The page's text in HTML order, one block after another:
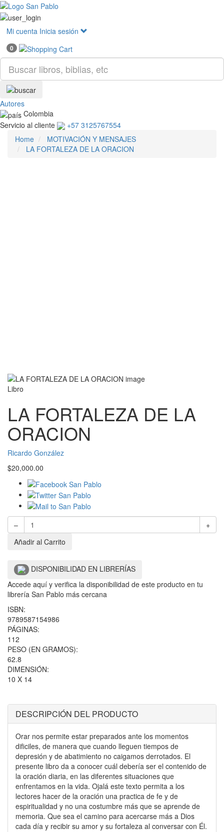
Mi cuenta Inicia sesión
0
Autores
Colombia
Servicio al cliente
+57 3125767554
Home
MOTIVACIÓN Y MENSAJES
LA FORTALEZA DE LA ORACION
Libro
LA FORTALEZA DE LA
ORACION
Ricardo González
$20,000.00
–
+
Añadir al Carrito
DISPONIBILIDAD EN LIBRERÍAS
Accede aquí y verifica la disponibilidad de este producto en tu
librería San Pablo más cercana
ISBN:
9789587154986
PÁGINAS:
112
PESO (EN GRAMOS):
62.8
DIMENSIÓN:
10 X 14
DESCRIPCIÓN DEL PRODUCTO
Orar nos permite estar preparados ante los momentos
dificiles, de manera que cuando lleguen tiempos de
depresión y de abatimiento no caigamos derrotados. El
presente libro da a conocer cuál debería ser el contenido de
la oración diaria, en las diferentes situaciones que
enfrentamos en la vida. Ojalá este texto permita a los
lectores hacer de la oración una practica de fe y de
espiritualidad y no una costumbre más que se aprende de
memoria. Que sea el camino para acercarse más a Dios
cada día y recibir su amor y su fortaleza al conversar con Él.